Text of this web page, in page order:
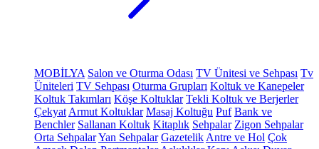
MOBİLYA Salon ve Oturma Odası TV Ünitesi ve Sehpası Tv
Üniteleri TV Sehpası Oturma Grupları Koltuk ve Kanepeler
Koltuk Takımları Köşe Koltuklar Tekli Koltuk ve Berjerler
Çekyat Armut Koltuklar Masaj Koltuğu Puf Bank ve
Benchler Sallanan Koltuk Kitaplık Sehpalar Zigon Sehpalar
Orta SehpalarYan Sehpalar Gazetelik Antre ve Hol Çok